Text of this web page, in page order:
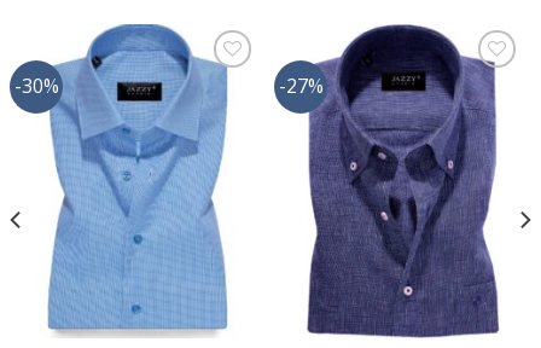
-30%
Προσθήκη
Επιθυμίας
-27%
Προσθήκη
στη Λίστα
Επιθυμίας